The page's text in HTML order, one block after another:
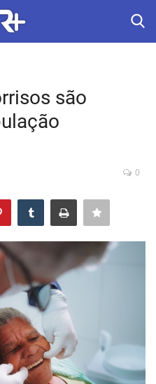
são
0